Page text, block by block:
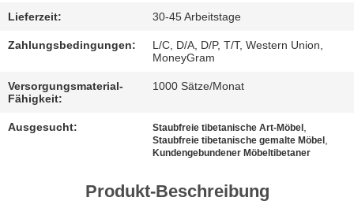
Lieferzeit: 30-45 Arbeitstage
Zahlungsbedingungen:
L/C, D/A, D/P, T/T, Western Union,
MoneyGram
Versorgungsmaterial-
Fähigkeit:
1000 Sätze/Monat
Ausgesucht: Staubfreie tibetanische Art-Möbel
Staubfreie tibetanische gemalte Möbel
Kundengebundener Möbeltibetaner
Produkt-Beschreibung